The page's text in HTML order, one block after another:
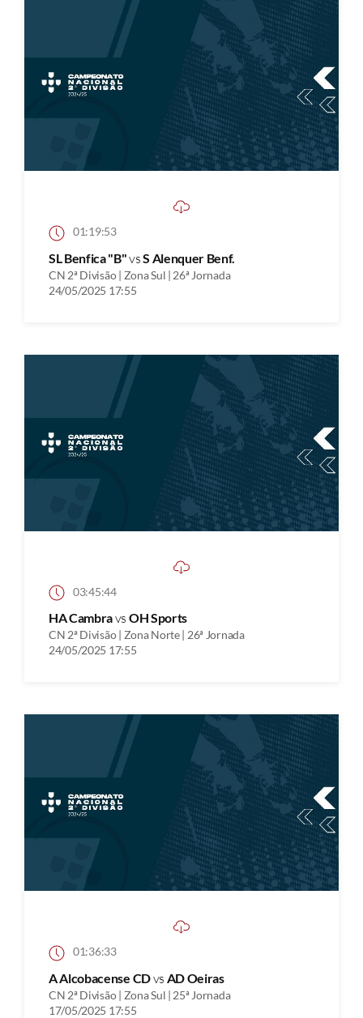
01:19:53
SL Benfica "B"vsS Alenquer Benf.
CN 2ª Divisão | Zona Sul | 26ª Jornada
24/05/2025 17:55
03:45:44
HA Cambravs OH Sports
CN 2ª Divisão | Zona Norte | 26ª Jornada
24/05/2025 17:55
01:36:33
A Alcobacense CDvs AD Oeiras
CN 2ª Divisão | Zona Sul | 25ª Jornada
17/05/2025 17:55